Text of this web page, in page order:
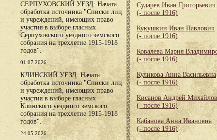
СЕРПУХОВСКИЙ УЕЗД: Начата
обработка источника "Списки лиц
и учреждений, имеющих право
участия в выборе гласных
Серпуховского уездного земского
собрания на трехлетие 1915-1918
годов".
01.07.2026
КЛИНСКИЙ УЕЗД: Начата
обработка источника "Списки лиц
и учреждений, имеющих право
участия в выборе гласных
Клинского уездного земского
собрания на трехлетие 1915-1918
годов".
24.05.2026
Сударев Иван Григорьевич
(- после 1916)
Кукушкин Иван Павлович
(- после 1916)
Ковалева Мария
(- после 1916)
Куликова Анна Васильевна
(- после 1916)
Кисанов Андрей
(- после 1916)
Кабанова Анна Ивановна
(- после 1916)